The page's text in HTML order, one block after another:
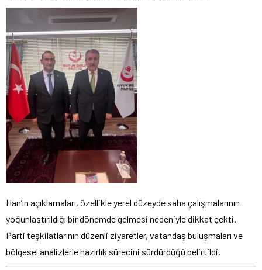
Han’ın açıklamaları, özellikle yerel düzeyde saha çalışmalarının
yoğunlaştırıldığı bir dönemde gelmesi nedeniyle dikkat çekti.
Parti teşkilatlarının düzenli ziyaretler, vatandaş buluşmaları ve
bölgesel analizlerle hazırlık sürecini sürdürdüğü belirtildi.